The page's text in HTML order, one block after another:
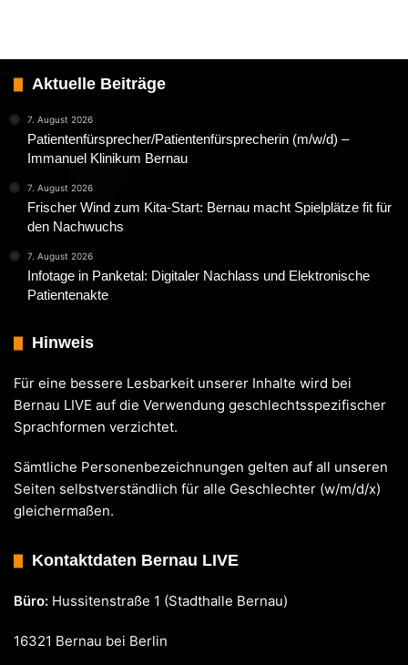
Aktuelle Beiträge
7. August 2026
Patientenfürsprecher/Patientenfürsprecherin (m/w/d) –
Immanuel Klinikum Bernau
7. August 2026
Frischer Wind zum Kita-Start: Bernau macht Spielplätze fit für
den Nachwuchs
7. August 2026
Infotage in Panketal: Digitaler Nachlass und Elektronische
Patientenakte
Hinweis
Für eine bessere Lesbarkeit unserer Inhalte wird bei
Bernau LIVE auf die Verwendung geschlechtsspezifischer
Sprachformen verzichtet.
Sämtliche Personenbezeichnungen gelten auf all unseren
Seiten selbstverständlich für alle Geschlechter (w/m/d/x)
gleichermaßen.
Kontaktdaten Bernau LIVE
Büro: Hussitenstraße 1 (Stadthalle Bernau)
16321 Bernau bei Berlin